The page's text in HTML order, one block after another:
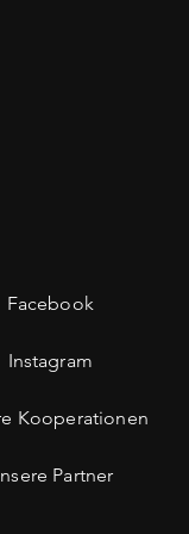
Facebook
Instagram
Kooperationen
Partner